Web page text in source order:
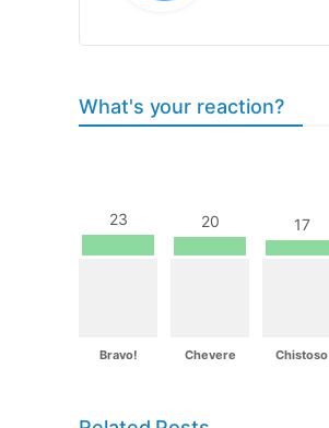
What's your reaction?
23
Bravo!
20
Chevere
17
Chistoso